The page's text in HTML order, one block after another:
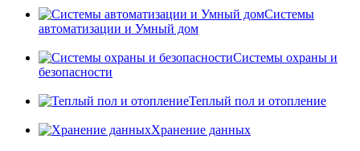
Системы
автоматизации и Умный дом
Системы охраны и
безопасности
Теплый пол и отопление
Хранение данных